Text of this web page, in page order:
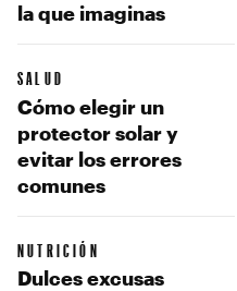
la que imaginas
SALUD
Cómo elegir un
protector solar y
evitar los errores
comunes
NUTRICIÓN
Dulces excusas